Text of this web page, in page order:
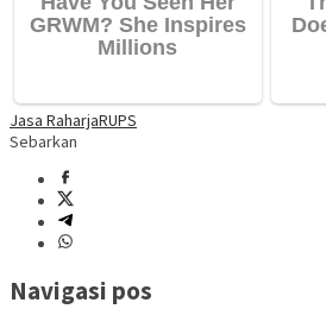
Jasa RaharjaRUPS
Sebarkan
Navigasi pos